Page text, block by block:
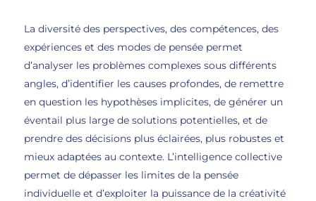
La diversité des perspectives, des compétences, des
expériences et des modes de pensée permet
d’analyser les problèmes complexes sous différents
angles, d’identifier les causes profondes, de remettre
en question les hypothèses implicites, de générer un
éventail plus large de solutions potentielles, et de
prendre des décisions plus éclairées, plus robustes et
mieux adaptées au contexte. L’intelligence collective
permet de dépasser les limites de la pensée
individuelle et d’exploiter la puissance de la créativité